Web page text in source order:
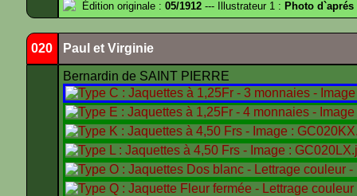
Édition originale : 05/1912 --- Illustrateur 1 : Photo d`aprés
020 Paul et Virginie
Bernardin de SAINT PIERRE